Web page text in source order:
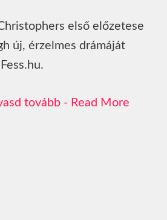
első előzetese
új, érzelmes drámáját
Read More